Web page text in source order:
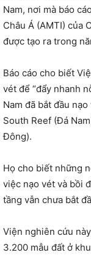
Nam, nơi mà báo
Châu Á (AMTI) của
được tạo ra trong
Báo cáo cho biết
vét để “đẩy nhanh
Nam đã bắt đầu
South Reef (Đá
Đông).
Họ cho biết những
việc nạo vét và bồi
tầng vẫn chưa bắt
Viện nghiên cứu
3.200 mẫu đất ở